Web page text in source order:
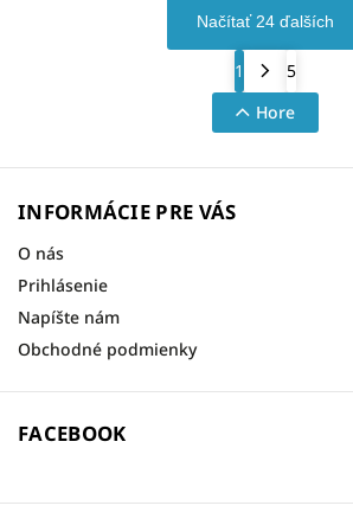
Načítať 24 ďalších
1
5
Hore
INFORMÁCIE PRE VÁS
O nás
Prihlásenie
Napíšte nám
Obchodné podmienky
FACEBOOK